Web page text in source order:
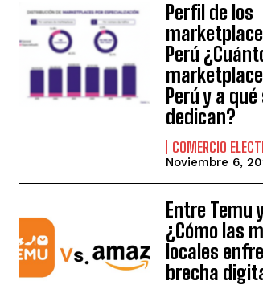
Perfil de los
Perú
Perú y a qué
dedican?
COMERCIO
Noviembre 6,
Entre Temu
¿Cómo las
locales
brecha